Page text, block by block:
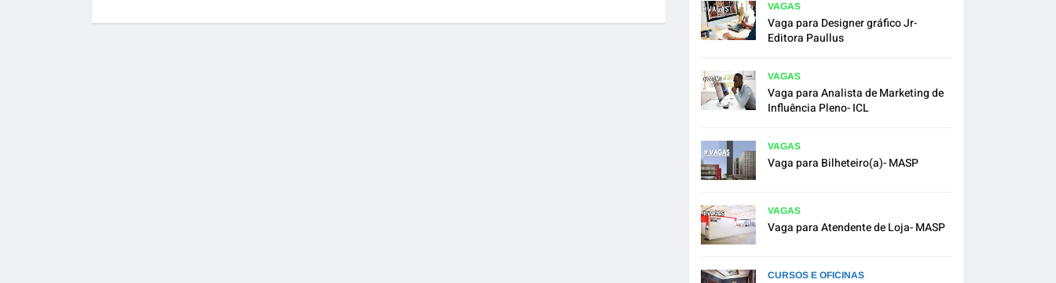
VAGAS
Vaga para Designer gráfico Jr-
Editora Paullus
VAGAS
Vaga para Analista de Marketing de
Influência Pleno- ICL
VAGAS
Vaga para Bilheteiro(a)- MASP
VAGAS
Vaga para Atendente de Loja- MASP
CURSOS E OFICINAS